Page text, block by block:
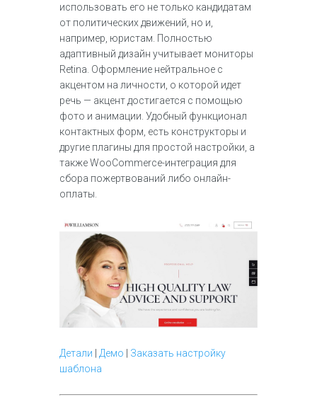
использовать его не только кандидатам
от политических движений, но и,
например, юристам. Полностью
адаптивный дизайн учитывает мониторы
Retina. Оформление нейтральное с
акцентом на личности, о которой идет
речь — акцент достигается с помощью
фото и анимации. Удобный функционал
контактных форм, есть конструкторы и
другие плагины для простой настройки, а
также WooCommerce-интеграция для
сбора пожертвований либо онлайн-
оплаты.
Детали Демо
Заказать настройку
шаблона